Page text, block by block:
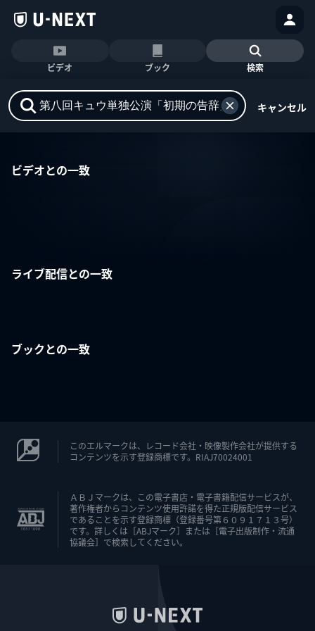
ビデオ ブック 検索
キャンセル
ビデオとの一致
ライブ配信との一致
ブックとの一致
このエルマークは、レコード会社・映像製作会社が提供する
コンテンツを示す登録商標です。RIAJ70024001
ＡＢＪマークは、この電子書店・電子書籍配信サービスが、
著作権者からコンテンツ使用許諾を得た正規版配信サービス
であることを示す登録商標（登録番号第６０９１７１３号）
です。詳しくは［ABJマーク］または［電子出版制作・流通
協議会］で検索してください。